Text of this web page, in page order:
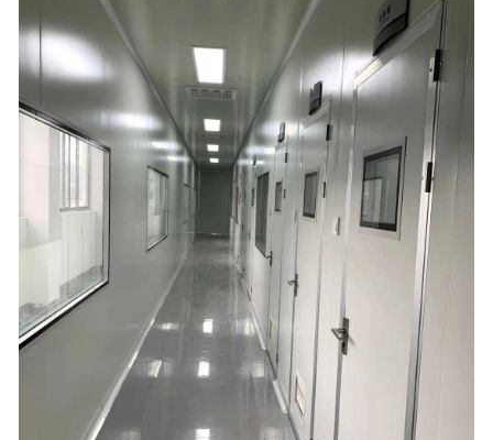
厂房照片
成功案例
服务流程
联系我们